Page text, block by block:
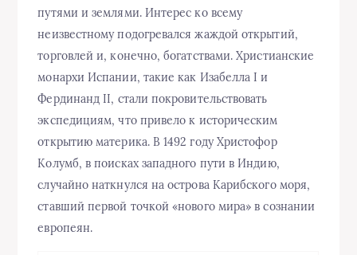
путями и землями. Интерес ко всему
неизвестному подогревался жаждой открытий,
торговлей и, конечно, богатствами. Христианские
монархи Испании, такие как Изабелла I и
Фердинанд II, стали покровительствовать
экспедициям, что привело к историческим
открытию материка. В 1492 году Христофор
Колумб, в поисках западного пути в Индию,
случайно наткнулся на острова Карибского моря,
ставший первой точкой «нового мира» в сознании
европеян.